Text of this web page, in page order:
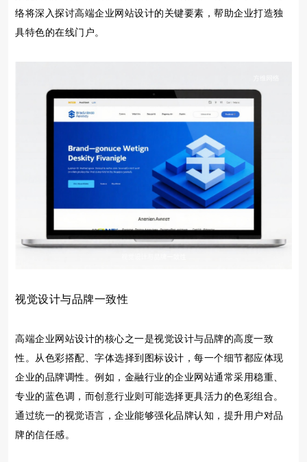
络将深入探讨高端企业网站设计的关键要素，帮助企业打造独
具特色的在线门户。
视觉设计与品牌一致性
高端企业网站设计的核心之一是视觉设计与品牌的高度一致
性。从色彩搭配、字体选择到图标设计，每一个细节都应体现
企业的品牌调性。例如，金融行业的企业网站通常采用稳重、
专业的蓝色调，而创意行业则可能选择更具活力的色彩组合。
通过统一的视觉语言，企业能够强化品牌认知，提升用户对品
牌的信任感。